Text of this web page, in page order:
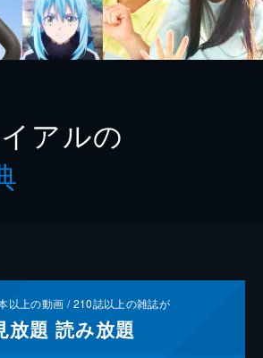
アルの
以上の動画 /210誌以上の雑誌が
放題 読み放題